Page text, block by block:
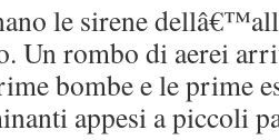
le sirene
Un rombo di aerei
bombe e le prime
appesi a piccoli